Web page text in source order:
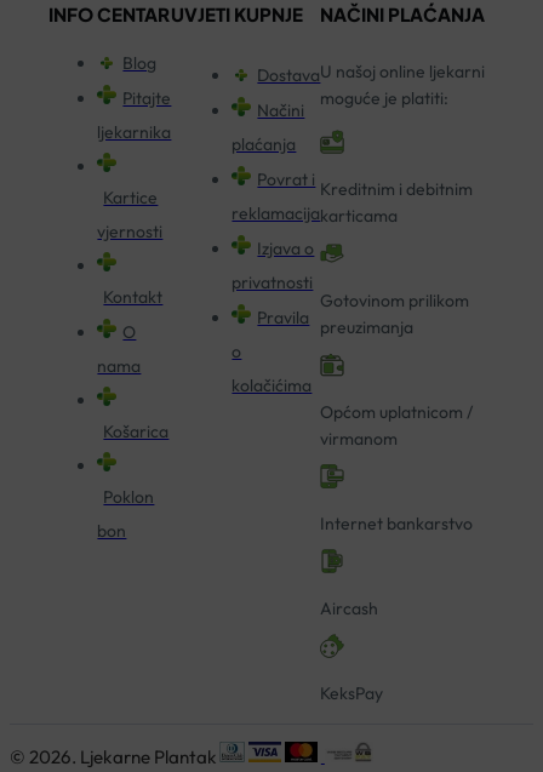
INFO CENTAR
Blog
Pitajte
ljekarnika
Kartice
vjernosti
Kontakt
O
nama
Košarica
Poklon
bon
UVJETI KUPNJE
Dostava
Načini
plaćanja
Povrat i
reklamacija
Izjava o
privatnosti
Pravila
o
kolačićima
NAČINI PLAĆANJA
U našoj online ljekarni
moguće je platiti:
Kreditnim i debitnim
karticama
Gotovinom prilikom
preuzimanja
Općom uplatnicom /
virmanom
Internet bankarstvo
Aircash
KeksPay
© 2026. Ljekarne Plantak